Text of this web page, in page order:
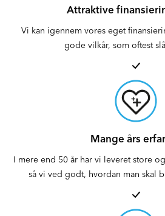
Attraktive
Vi kan igennem vores eget
gode vilkår, som oftest
Mange års
I mere end 50 år har vi leveret store
så vi ved godt, hvordan man skal